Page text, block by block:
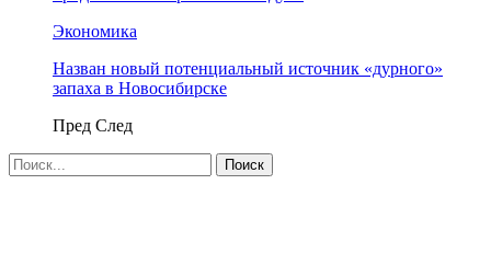
Экономика
Назван новый потенциальный источник «дурного»
запаха в Новосибирске
Пред След